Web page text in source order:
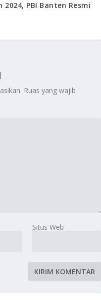
PBI Banten Resmi
Ruas yang wajib
Situs Web